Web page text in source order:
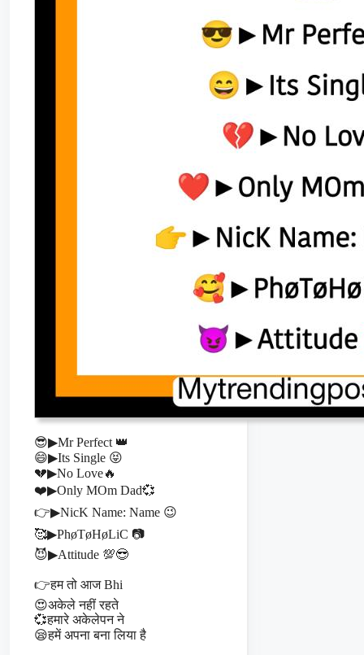
😎▶Mr Perfect 👑
😄▶Its Single 😝
💔▶No Love🔥
❤️▶Only MOm Dad💞
👉▶NicK Name: Name 😉
🥰▶PhøTøHøLiC 📷
😈▶Attitude 💯😎
👉हम तो आज Bhi
😍अकेले नहीं रहते
💞हमारे अकेलेपन ने
😪हमें अपना बना लिया है